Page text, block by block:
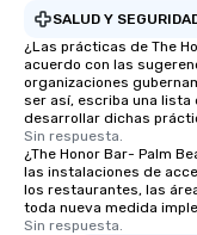
SALUD Y
¿Las prácticas de The
acuerdo con las
organizaciones
ser así, escriba una lista
desarrollar dichas
Sin respuesta.
¿The Honor Bar- Palm
las instalaciones de
los restaurantes, las
toda nueva medida
Sin respuesta.